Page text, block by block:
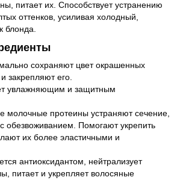
питает их. Способствует устранению
оттенков, усиливая холодный,
блонда.
сохраняют цвет окрашенных
закрепляют его.
увлажняющим и защитным
молочные протеины устраняют сечение,
обезвоживанием. Помогают укрепить
их более эластичными и
антиоксидантом, нейтрализует
питает и укрепляет волосяные